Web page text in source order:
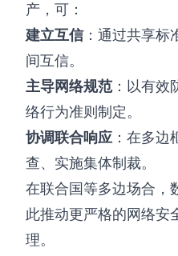
产，可：
建立互信：通过共享标
间互信。
主导网络规范：以有效
络行为准则制定。
协调联合响应 ：在多
查、实施集体制裁。
在联合国等多边场合，
此推动更严格的网络安
理。